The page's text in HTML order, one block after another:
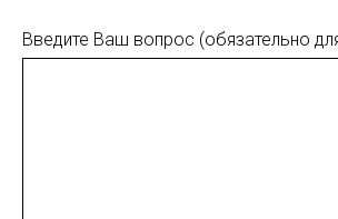
Введите Ваш вопрос (обязательно